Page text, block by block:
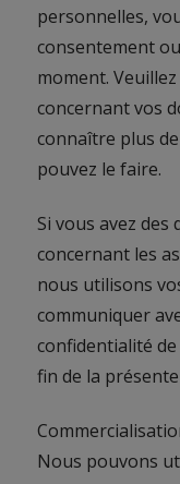
personnelles,
consentement
moment.
concernant vos
connaître plus
pouvez le faire.
Si vous avez
concernant les
nous utilisons
communiquer
confidentialité de
fin de la
Nous pouvons